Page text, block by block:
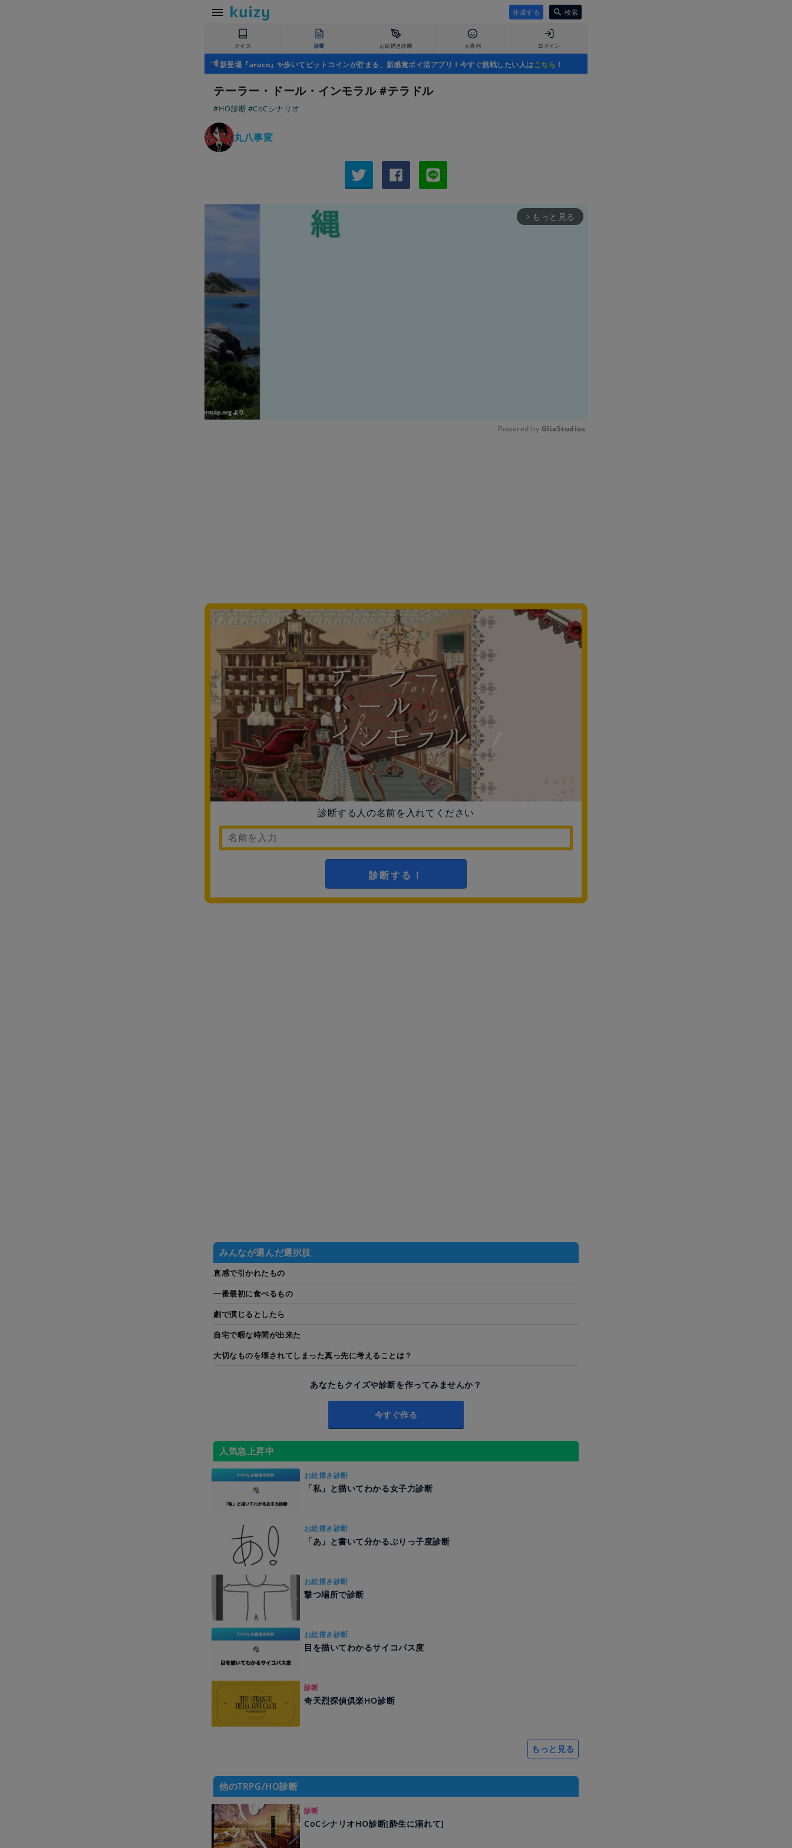
作成する 検索
クイズ 診断 お絵描き診断 大喜利 ログイン
新登場『aruco』✨歩いてビットコインが貯まる、新感覚ポイ活アプリ！今すぐ挑戦したい人はこちら ！
テーラー・ドール・インモラル #テラドル
#HO診断#CoCシナリオ
丸八事変
arrow_forward_ios もっと見る
Powered by GliaStudios
診断する人の名前を入れてください
診断する！
みんなが選んだ選択肢
直感で引かれたもの
一番最初に食べるもの
劇で演じるとしたら
自宅で暇な時間が出来た
大切なものを壊されてしまった真っ先に考えることは？
あなたもクイズや診断を作ってみませんか？
今すぐ作る
人気急上昇中
お絵描き診断
「私」と描いてわかる女子力診断
お絵描き診断
「あ」と書いて分かるぶりっ子度診断
お絵描き診断
撃つ場所で診断
お絵描き診断
目を描いてわかるサイコパス度
診断
奇天烈探偵俱楽HO診断
もっと見る
他のTRPG/HO診断
診断
CoCシナリオHO診断[酔生に溺れて]